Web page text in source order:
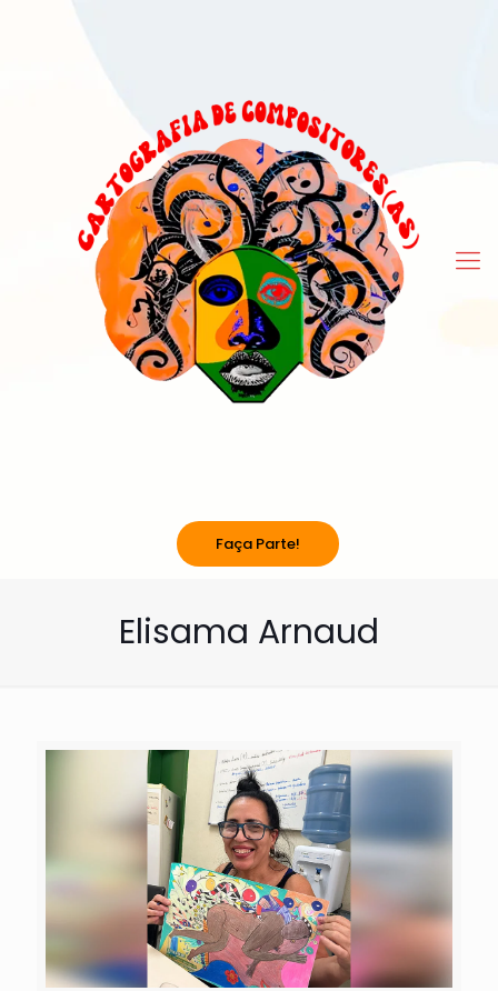
Faça Parte!
Elisama Arnaud